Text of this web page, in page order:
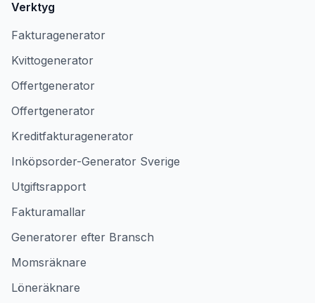
Verktyg
Fakturagenerator
Kvittogenerator
Offertgenerator
Offertgenerator
Kreditfakturagenerator
Inköpsorder-Generator Sverige
Utgiftsrapport
Fakturamallar
Generatorer efter Bransch
Momsräknare
Löneräknare